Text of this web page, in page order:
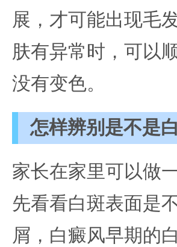
展，才可能出现毛
肤有异常时，可以
没有变色。
怎样辨别是不是
家长在家里可以做
先看看白斑表面是
屑，白癜风早期的